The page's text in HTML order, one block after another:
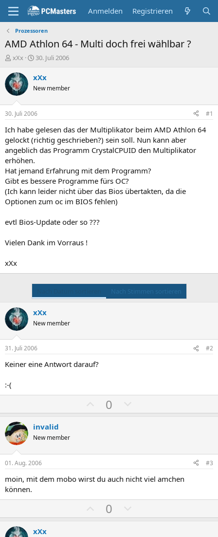
Anmelden Registrieren
Prozessoren
AMD Athlon 64 - Multi doch frei wählbar ?
E
s
t
e
e
r
xXx
E
s
e
l
t
a
m
30. Juli 2006
xXx
New member
30. Juli 2006 #1
Ich habe gelesen das der Multiplikator beim AMD Athlon 64
gelockt (richtig geschrieben?) sein soll. Nun kann aber
angeblich das Programm CrystalCPUID den Multiplikator
erhöhen.
Hat jemand Erfahrung mit dem Programm?
Gibt es bessere Programme fürs OC?
(Ich kann leider nicht über das Bios übertakten, da die
Optionen zum oc im BIOS fehlen)
evtl Bios-Update oder so ???
Vielen Dank im Vorraus !
xXx
Nach Stimmen sortieren
xXx
New member
31. Juli 2006 #2
Keiner eine Antwort darauf?
:-(
o
t
v
e
S
i
0
e
t
v
e
S
i
invalid
New member
01. Aug. 2006 #3
moin, mit dem mobo wirst du auch nicht viel amchen
können.
o
0
e
xXx